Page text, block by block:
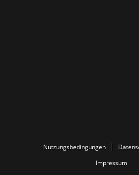
Nutzungsbedingungen
Impressum